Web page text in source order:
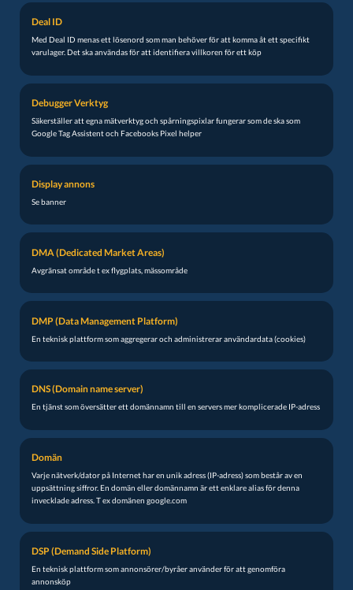
Deal ID
Med Deal ID menas ett lösenord som man behöver för att komma åt ett specifikt
varulager. Det ska användas för att identifiera villkoren för ett köp
Debugger Verktyg
Säkerställer att egna mätverktyg och spårningspixlar fungerar som de ska som
Google Tag Assistent och Facebooks Pixel helper
Display annons
Se banner
DMA (Dedicated Market Areas)
Avgränsat område t ex flygplats, mässområde
DMP (Data Management Platform)
En teknisk plattform som aggregerar och administrerar användardata (cookies)
DNS (Domain name server)
En tjänst som översätter ett domännamn till en servers mer komplicerade IP-adress
Domän
Varje nätverk/dator på Internet har en unik adress (IP-adress) som består av en
uppsättning siffror. En domän eller domännamn är ett enklare alias för denna
invecklade adress. T ex domänen google.com
DSP (Demand Side Platform)
En teknisk plattform som annonsörer/byråer använder för att genomföra
annonsköp